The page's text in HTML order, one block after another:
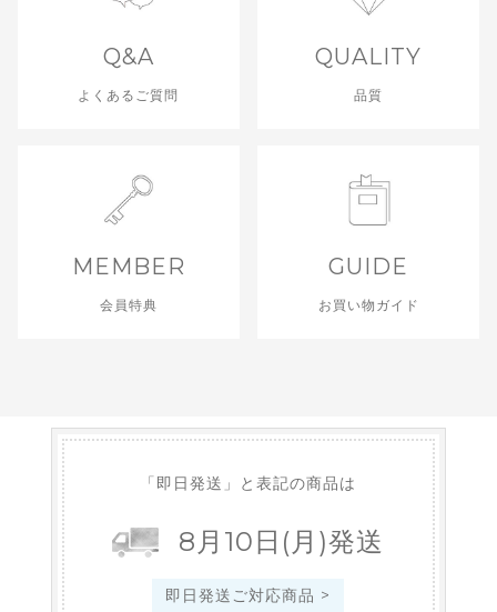
Q&A
よくあるご質問
QUALITY
品質
MEMBER
会員特典
GUIDE
お買い物ガイド
「即日発送」と表記の商品は
8 月 10日 (月)発送
即日発送ご対応商品 >